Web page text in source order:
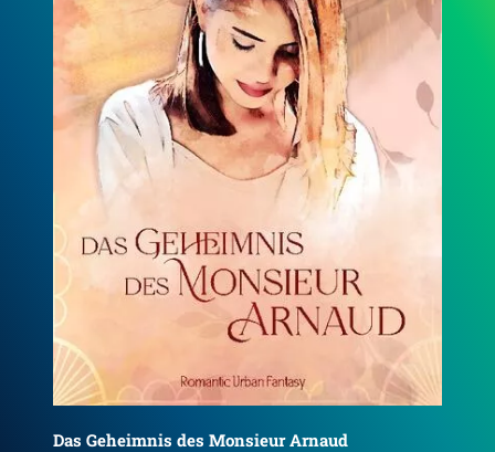
Das Geheimnis des Monsieur Arnaud